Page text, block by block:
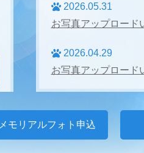
2026.05.31
お写真アップロード
2026.04.29
お写真アップロード
メモリアルフォト申込